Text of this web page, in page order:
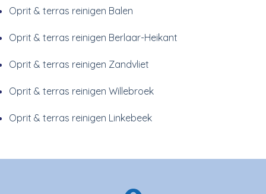
Oprit & terras reinigen Balen
Oprit & terras reinigen Berlaar-Heikant
Oprit & terras reinigen Zandvliet
Oprit & terras reinigen Willebroek
Oprit & terras reinigen Linkebeek